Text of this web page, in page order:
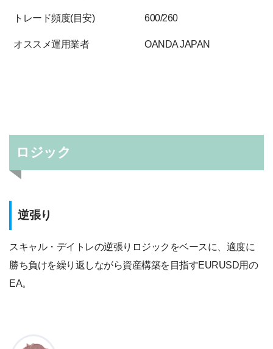
トレード頻度(目安) 600/260
オススメ運用業者 OANDA JAPAN
ロジック
逆張り
スキャル・デイトレの逆張りロジックをベースに、適度に
勝ち負けを繰り返しながら資産構築を目指すEURUSD用の
EA。